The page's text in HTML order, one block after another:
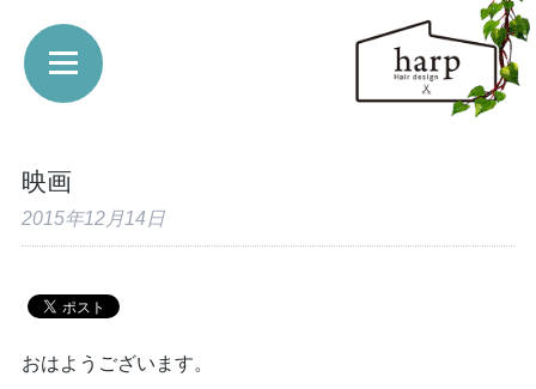
映画
2015年12月14日
おはようございます。